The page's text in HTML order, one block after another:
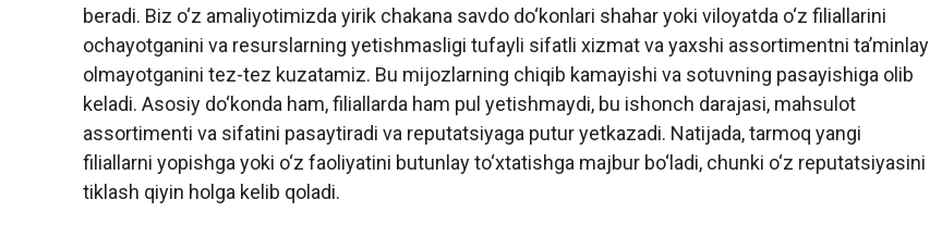
beradi. Biz o‘z amaliyotimizda yirik chakana savdo do‘konlari shahar yoki viloyatda o‘z filiallarini
ochayotganini va resurslarning yetishmasligi tufayli sifatli xizmat va yaxshi assortimentni ta’minlay
olmayotganini tez-tez kuzatamiz. Bu mijozlarning chiqib kamayishi va sotuvning pasayishiga olib
keladi. Asosiy do‘konda ham, filiallarda ham pul yetishmaydi, bu ishonch darajasi, mahsulot
assortimenti va sifatini pasaytiradi va reputatsiyaga putur yetkazadi. Natijada, tarmoq yangi
filiallarni yopishga yoki o‘z faoliyatini butunlay to‘xtatishga majbur bo‘ladi, chunki o‘z reputatsiyasini
tiklash qiyin holga kelib qoladi.